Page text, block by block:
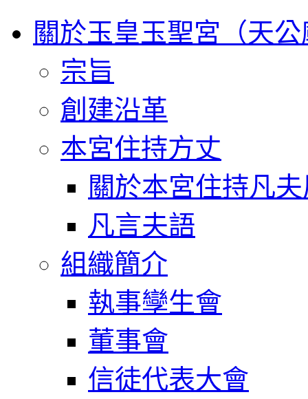
關於玉皇玉聖宮（天
宗旨
創建沿革
本宮住持方丈
關於本宮住持凡
凡言夫語
組織簡介
執事孿生會
董事會
信徒代表大會